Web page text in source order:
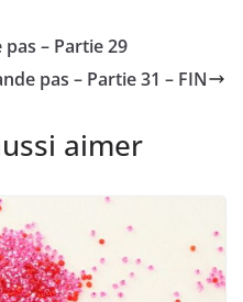
– Partie 29
pas – Partie 31 – FIN
aimer